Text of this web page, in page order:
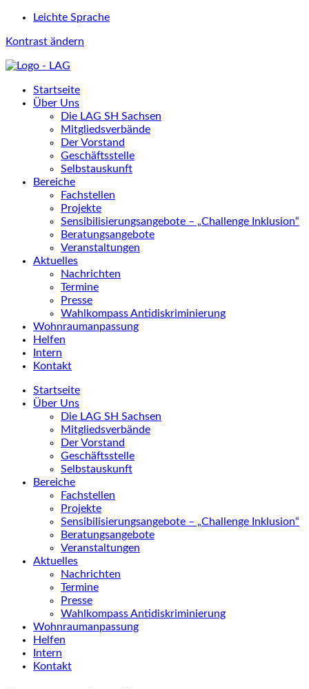
Leichte Sprache
Kontrast ändern
Startseite
Über Uns
Die LAG SH Sachsen
Mitgliedsverbände
Der Vorstand
Geschäftsstelle
Selbstauskunft
Bereiche
Fachstellen
Projekte
Sensibilisierungsangebote – „Challenge Inklusion“
Beratungsangebote
Veranstaltungen
Aktuelles
Nachrichten
Termine
Presse
Wahlkompass Antidiskriminierung
Wohnraumanpassung
Helfen
Intern
Kontakt
Startseite
Über Uns
Die LAG SH Sachsen
Mitgliedsverbände
Der Vorstand
Geschäftsstelle
Selbstauskunft
Bereiche
Fachstellen
Projekte
Sensibilisierungsangebote – „Challenge Inklusion“
Beratungsangebote
Veranstaltungen
Aktuelles
Nachrichten
Termine
Presse
Wahlkompass Antidiskriminierung
Wohnraumanpassung
Helfen
Intern
Kontakt